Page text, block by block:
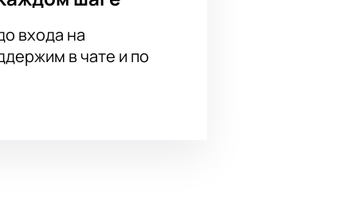
входа на
в чате и по